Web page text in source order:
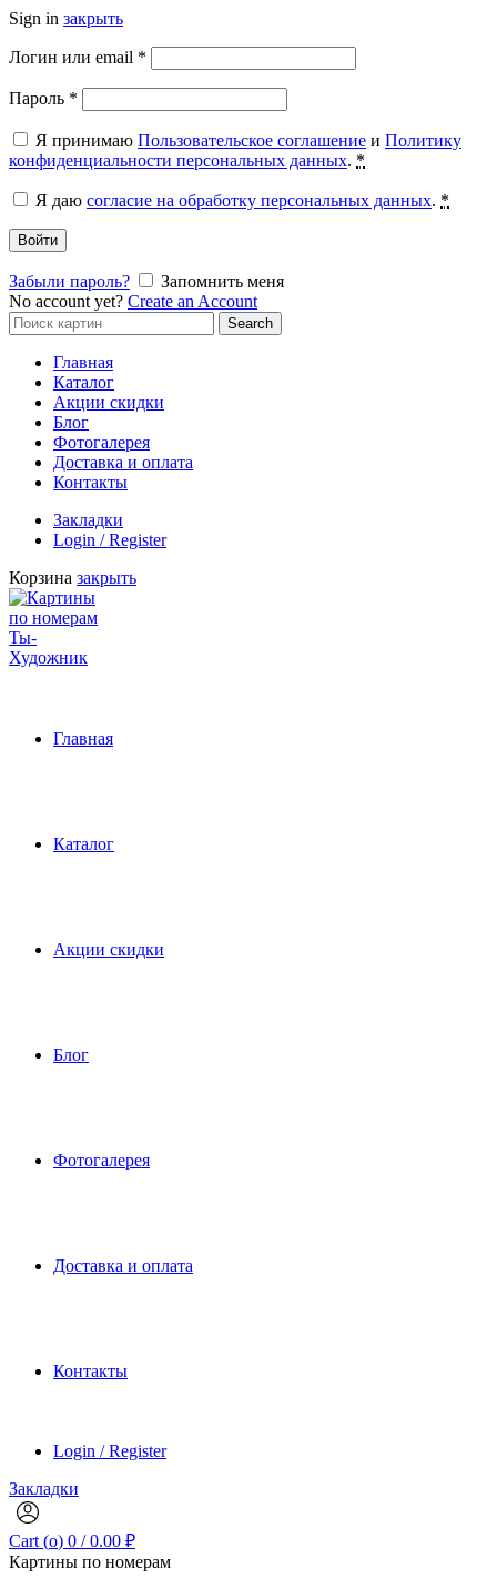
Sign in закрыть
Логин или email *
Пароль *
Я принимаю Пользовательское соглашение и Политику
конфиденциальности персональных данных. *
Я даю согласие на обработку персональных данных. *
Войти
Забыли пароль?
Запомнить меня
No account yet? Create an Account
Search
for:
Search
Главная
Каталог
Акции скидки
Блог
Фотогалерея
Доставка и оплата
Контакты
Закладки
Login / Register
Корзина закрыть
Главная
Каталог
Акции скидки
Блог
Фотогалерея
Доставка и оплата
Контакты
Login / Register
Закладки
Cart (o) 0 / 0.00 ₽
Картины по номерам